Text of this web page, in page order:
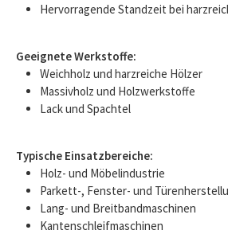
Hervorragende Standzeit bei
Geeignete Werkstoffe:
Weichholz und harzreiche Hölzer
Massivholz und Holzwerkstoffe
Lack und Spachtel
Typische Einsatzbereiche:
Holz- und Möbelindustrie
Parkett-, Fenster- und
Lang- und Breitbandmaschinen
Kantenschleifmaschinen